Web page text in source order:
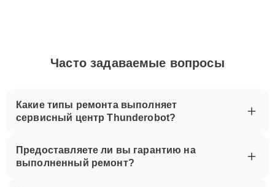
Часто задаваемые вопросы
Какие типы ремонта выполняет
сервисный центр Thunderobot?
Предоставляете ли вы гарантию на
выполненный ремонт?